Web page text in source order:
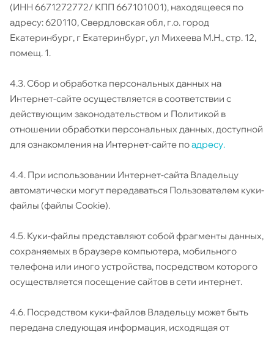
(ИНН 6671272772/ КПП 667101001), находящееся по
адресу: 620110, Свердловская обл, г.о. город
Екатеринбург, г Екатеринбург, ул Михеева М.Н., стр. 12,
помещ. 1.
4.3. Сбор и обработка персональных данных на
Интернет-сайте осуществляется в соответствии с
действующим законодательством и Политикой в
отношении обработки персональных данных, доступной
для ознакомления на Интернет-сайте поадресу.
4.4. При использовании Интернет-сайта Владельцу
автоматически могут передаваться Пользователем куки-
файлы (файлы Cookie).
4.5. Куки-файлы представляют собой фрагменты данных,
сохраняемых в браузере компьютера, мобильного
телефона или иного устройства, посредством которого
осуществляется посещение сайтов в сети интернет.
4.6. Посредством куки-файлов Владельцу может быть
передана следующая информация, исходящая от